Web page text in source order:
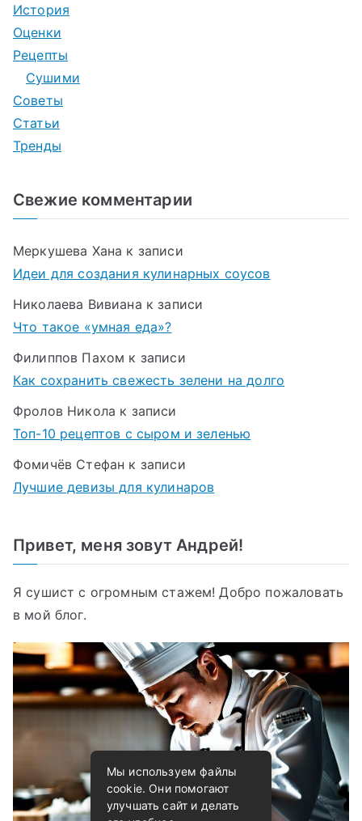
История
Оценки
Рецепты
Сушими
Советы
Статьи
Тренды
Свежие комментарии
Меркушева Хана к записи
Идеи для создания кулинарных соусов
Николаева Вивиана к записи
Что такое «умная еда»?
Филиппов Пахом к записи
Как сохранить свежесть зелени на долго
Фролов Никола к записи
Топ-10 рецептов с сыром и зеленью
Фомичёв Стефан к записи
Лучшие девизы для кулинаров
Привет, меня зовут Андрей!
Я сушист с огромным стажем! Добро пожаловать
в мой блог.
Мы используем файлы
cookie. Они помогают
улучшать сайт и делать